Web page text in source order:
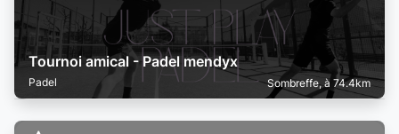
Tournoi amical - Padel mendyx
Padel Sombreffe, à 74.4km